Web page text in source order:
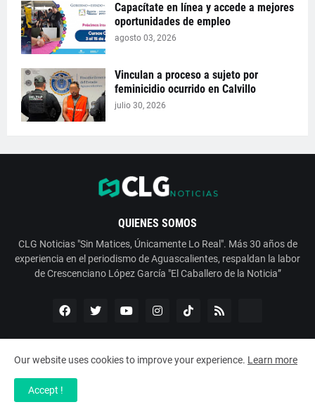
Capacítate en línea y accede a mejores
oportunidades de empleo
agosto 03, 2026
Vinculan a proceso a sujeto por
feminicidio ocurrido en Calvillo
julio 30, 2026
QUIENES SOMOS
CLG Noticias "Sin Matices, Únicamente Lo Real". Más 30 años de
experiencia en el periodismo de Aguascalientes, respaldan la labor
de Crescenciano López García "El Caballero de la Noticia”
ESNoticia con Crescenciano López García
Servicios
Our website uses cookies to improve your experience. Learn more
Accept !